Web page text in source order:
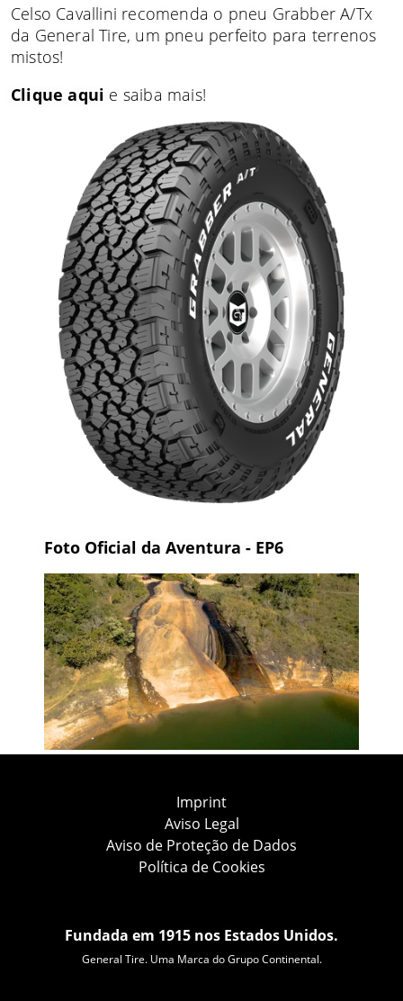
Celso Cavallini recomenda o pneu Grabber A/Tx
da General Tire, um pneu perfeito para terrenos
mistos!
Clique aqui e saiba mais!
Foto Oficial da Aventura - EP6
Imprint
Aviso Legal
Aviso de Proteção de Dados
Política de Cookies
Fundada em 1915 nos Estados Unidos.
General Tire. Uma Marca do Grupo Continental.